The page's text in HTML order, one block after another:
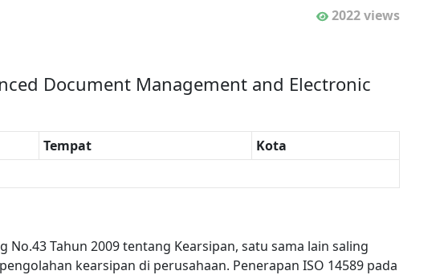
2022 views
Document Management and Electronic
Tempat
Kota
No.43 Tahun 2009 tentang Kearsipan, satu sama lain saling
kearsipan di perusahaan. Penerapan ISO 14589 pada